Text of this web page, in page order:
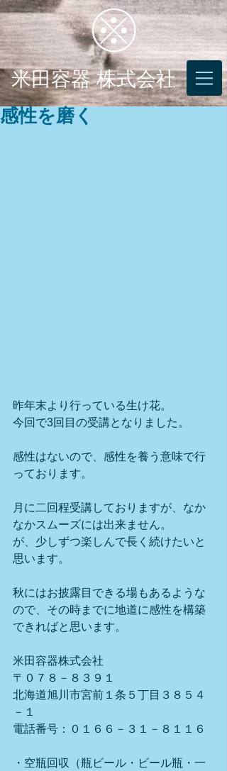
米田容器 株式会社
感性を磨く
昨年末より行っている生け花。
今回で3回目の受講となりました。
感性はないので、感性を養う意味で行
っております。
月に二回程受講しておりますが、なか
なかスムーズには出来ません。
が、少しずつ楽しんで長く続けたいと
思います。
秋にはお披露目できる場もあるような
ので、その時までに地道に感性を構築
できればと思います。
米田容器株式会社
〒０７８－８３９１
北海道旭川市宮前１条５丁目３８５４
－１
電話番号：０１６６－３１－８１１６
・空瓶回収（瓶ビール・ビール瓶・一